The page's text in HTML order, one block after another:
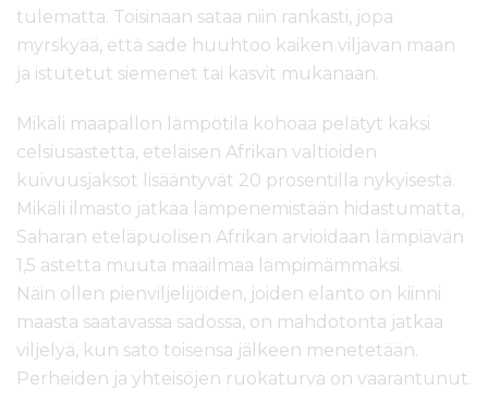
tulematta. Toisinaan sataa niin rankasti, jopa
myrskyää, että sade huuhtoo kaiken viljavan maan
ja istutetut siemenet tai kasvit mukanaan.
Mikäli maapallon lämpötila kohoaa pelätyt kaksi
celsiusastetta, eteläisen Afrikan valtioiden
kuivuusjaksot lisääntyvät 20 prosentilla nykyisestä.
Mikäli ilmasto jatkaa lämpenemistään hidastumatta,
Saharan eteläpuolisen Afrikan arvioidaan lämpiävän
1,5 astetta muuta maailmaa lämpimämmäksi.
Näin ollen pienviljelijöiden, joiden elanto on kiinni
maasta saatavassa sadossa, on mahdotonta jatkaa
viljelyä, kun sato toisensa jälkeen menetetään.
Perheiden ja yhteisöjen ruokaturva on vaarantunut.